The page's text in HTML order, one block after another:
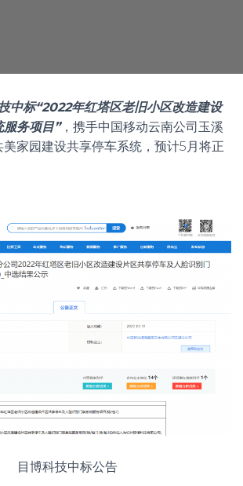
中标“2022年红塔区老旧小区改造建设
服务项目”，携手中国移动云南公司玉溪
家园建设共享停车系统，预计5月将正
目博科技中标公告